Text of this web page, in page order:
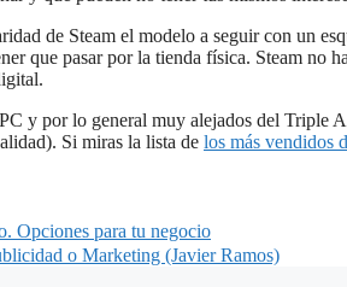
de Steam el modelo a seguir con un
que pasar por la tienda física. Steam no
y por lo general muy alejados del Triple
Si miras la lista de los más vendidos
Opciones para tu negocio
o Marketing (Javier Ramos)